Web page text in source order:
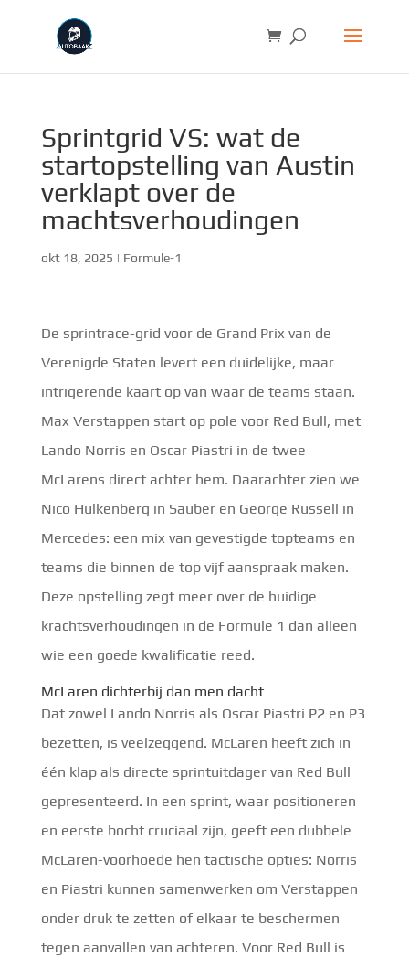
Sprintgrid VS: wat de
startopstelling van Austin
verklapt over de
machtsverhoudingen
okt 18, 2025 | Formule-1
De sprintrace-grid voor de Grand Prix van de
Verenigde Staten levert een duidelijke, maar
intrigerende kaart op van waar de teams staan.
Max Verstappen start op pole voor Red Bull, met
Lando Norris en Oscar Piastri in de twee
McLarens direct achter hem. Daarachter zien we
Nico Hulkenberg in Sauber en George Russell in
Mercedes: een mix van gevestigde topteams en
teams die binnen de top vijf aanspraak maken.
Deze opstelling zegt meer over de huidige
krachtsverhoudingen in de Formule 1 dan alleen
wie een goede kwalificatie reed.
McLaren dichterbij dan men dacht
Dat zowel Lando Norris als Oscar Piastri P2 en P3
bezetten, is veelzeggend. McLaren heeft zich in
één klap als directe sprintuitdager van Red Bull
gepresenteerd. In een sprint, waar positioneren
en eerste bocht cruciaal zijn, geeft een dubbele
McLaren-voorhoede hen tactische opties: Norris
en Piastri kunnen samenwerken om Verstappen
onder druk te zetten of elkaar te beschermen
tegen aanvallen van achteren. Voor Red Bull is